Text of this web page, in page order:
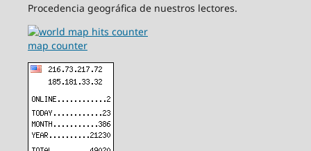
Procedencia geográfica de nuestros lectores.
map counter